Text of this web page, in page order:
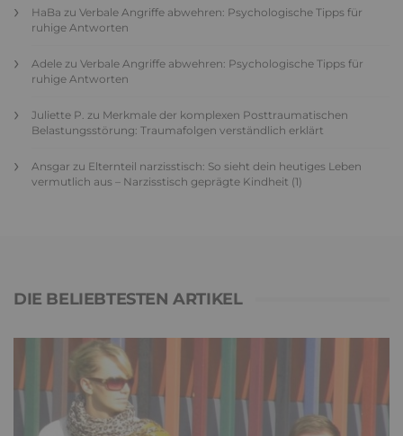
HaBa zu Verbale Angriffe abwehren: Psychologische Tipps für
ruhige Antworten
Adele zu Verbale Angriffe abwehren: Psychologische Tipps für
ruhige Antworten
Juliette P. zu Merkmale der komplexen Posttraumatischen
Belastungsstörung: Traumafolgen verständlich erklärt
Ansgar zu Elternteil narzisstisch: So sieht dein heutiges Leben
vermutlich aus – Narzisstisch geprägte Kindheit (1)
DIE BELIEBTESTEN ARTIKEL